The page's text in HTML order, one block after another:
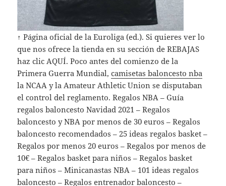
↑ Página oficial de la Euroliga (ed.). Si quieres ver lo
que nos ofrece la tienda en su sección de REBAJAS
haz clic AQUÍ. Poco antes del comienzo de la
Primera Guerra Mundial,camisetas baloncesto nba
la NCAA y la Amateur Athletic Union se disputaban
el control del reglamento. Regalos NBA – Guía
regalos baloncesto Navidad 2021 – Regalos
baloncesto y NBA por menos de 30 euros – Regalos
baloncesto recomendados – 25 ideas regalos basket –
Regalos por menos 20 euros – Regalos por menos de
10€ – Regalos basket para niños – Regalos basket
para niños – Minicanastas NBA – 101 ideas regalos
baloncesto – Regalos entrenador baloncesto –